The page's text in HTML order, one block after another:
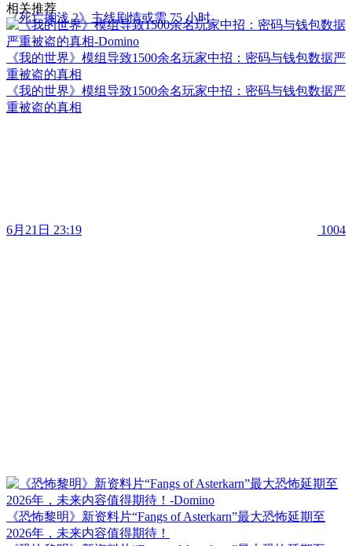
《死亡搁浅 2》主线剧情或需 75 小时
相关推荐
《我的世界》模组导致1500余名玩家中招：密码与钱包数据严
重被盗的真相
《我的世界》模组导致1500余名玩家中招：密码与钱包数据严
重被盗的真相
6月21日 23:19 1004
《恐怖黎明》新资料片“Fangs of Asterkarn”最大恐怖延期至
2026年，未来内容值得期待！